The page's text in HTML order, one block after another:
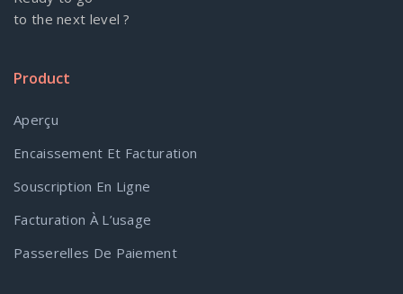
to the next level ?
Product
Aperçu
Encaissement Et Facturation
Souscription En Ligne
Facturation À L’usage
Passerelles De Paiement